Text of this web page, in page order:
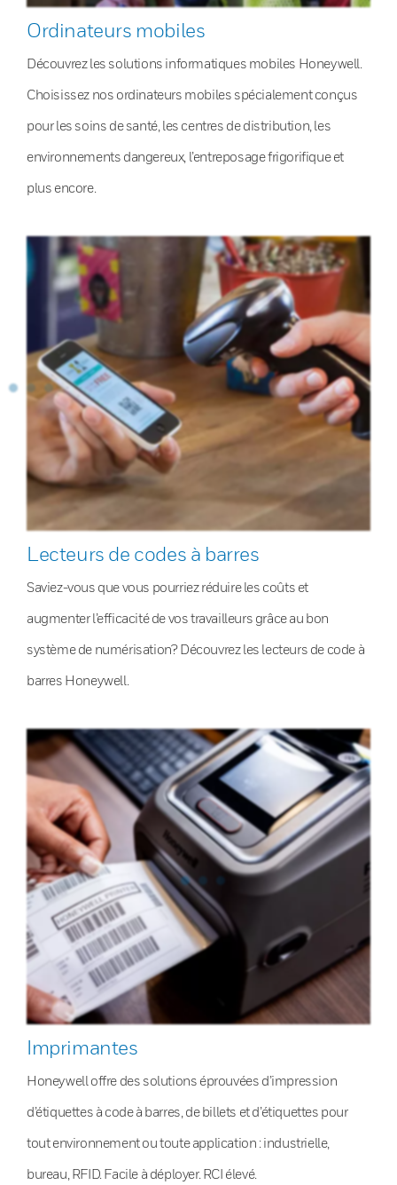
Ordinateurs mobiles
Découvrez les solutions informatiques mobiles Honeywell.
Choisissez nos ordinateurs mobiles spécialement conçus
pour les soins de santé, les centres de distribution, les
environnements dangereux, l’entreposage frigorifique et
plus encore.
Lecteurs de codes à barres
Saviez-vous que vous pourriez réduire les coûts et
augmenter l’efficacité de vos travailleurs grâce au bon
système de numérisation? Découvrez les lecteurs de code à
barres Honeywell.
Imprimantes
Honeywell offre des solutions éprouvées d’impression
d’étiquettes à code à barres, de billets et d’étiquettes pour
tout environnement ou toute application : industrielle,
bureau, RFID. Facile à déployer. RCI élevé.